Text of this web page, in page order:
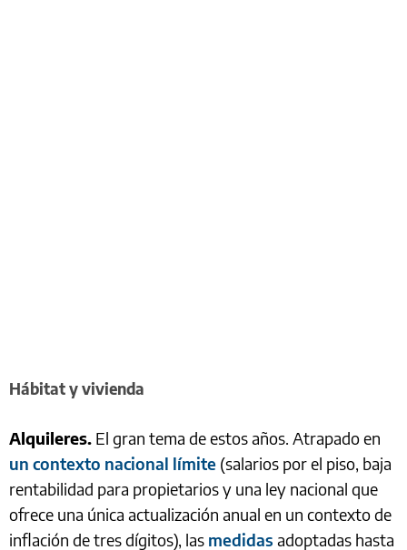
Hábitaty vivienda
Alquileres. El gran tema de estos años. Atrapado en
un contexto nacional límite (salarios por el piso, baja
rentabilidad para propietarios y una ley nacional que
ofrece una única actualización anual en un contexto de
inflación de tres dígitos), las medidas adoptadas hasta